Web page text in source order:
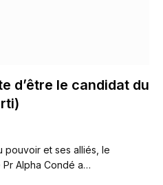
d’être le candidat du
pouvoir et ses alliés, le
Alpha Condé a…